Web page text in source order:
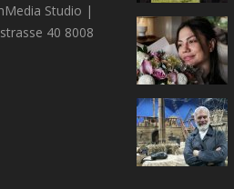
Studio |
40 8008